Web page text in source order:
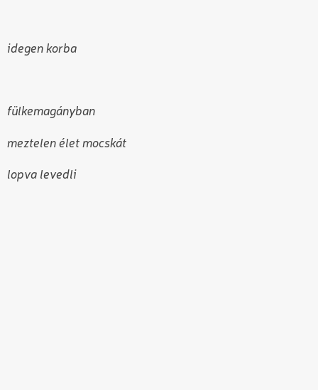
idegen korba
fülkemagányban
meztelen élet mocskát
lopva levedli